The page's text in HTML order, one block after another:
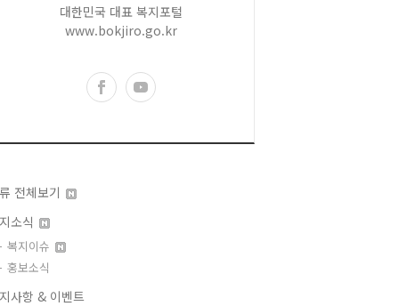
대한민국 대표 복지포털
www.bokjiro.go.kr
전체보기
소식
복지이슈
홍보소식
사항 & 이벤트